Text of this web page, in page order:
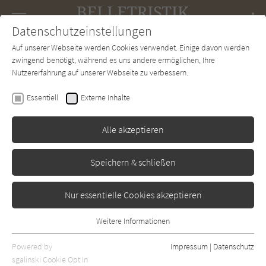
SUCHE Forum Charts Newsletter
Hallgrímur Helgason
Vom zweifelhaften
Vergnügen, tot zu sein
Klett-Cotta
Datenschutzeinstellungen
Auf unserer Webseite werden Cookies verwendet. Einige davon werden
zwingend benötigt, während es uns andere ermöglichen, Ihre
Nutzererfahrung auf unserer Webseite zu verbessern.
Essentiell Externe Inhalte
Alle akzeptieren
Speichern & schließen
Nur essentielle Cookies akzeptieren
Essentielle Cookies werden für grundlegende Funktionen der
Webseite benötigt. Dadurch ist gewährleistet, dass die Webseite
Weitere Informationen
Powered by
sgalinski Cookie Opt In
Impressum | Datenschutz